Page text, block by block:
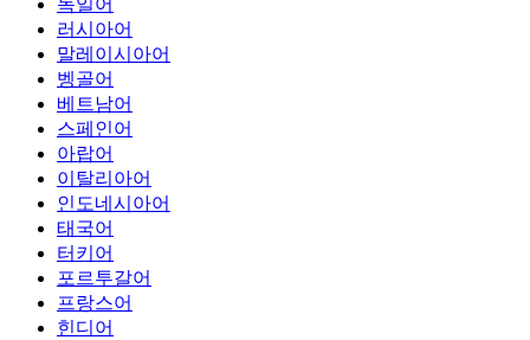
독일어
러시아어
말레이시아어
벵골어
베트남어
스페인어
아랍어
이탈리아어
인도네시아어
태국어
터키어
포르투갈어
프랑스어
힌디어